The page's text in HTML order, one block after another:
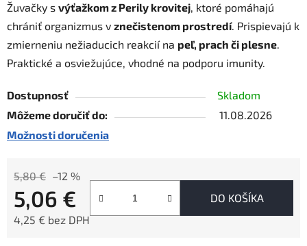
Žuvačky s výťažkom z Perily krovitej, ktoré pomáhajú
chrániť organizmus v znečistenom prostredí. Prispievajú k
zmierneniu nežiaducich reakcií na peľ, prach či plesne.
Praktické a osviežujúce, vhodné na podporu imunity.
Dostupnosť
Skladom
Môžeme doručiť do:
11.08.2026
Možnosti doručenia
5,80 € –12 %
5,06 €
4,25 € bez DPH
DO KOŠÍKA